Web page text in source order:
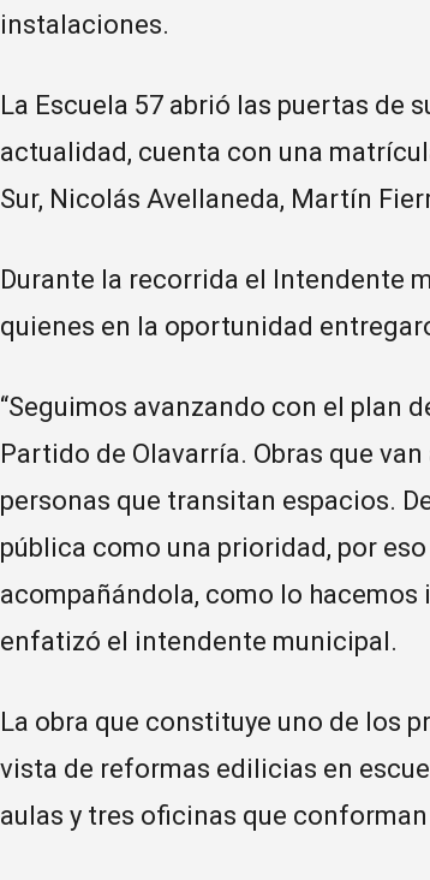
instalaciones.
La Escuela 57 abrió las puertas de
actualidad, cuenta con una
Sur, Nicolás Avellaneda, Martín
Durante la recorrida el Intendente
quienes en la oportunidad
“Seguimos avanzando con el plan
Partido de Olavarría. Obras que
personas que transitan espacios.
pública como una prioridad, por
acompañándola, como lo hacemos
enfatizó el intendente municipal.
La obra que constituye uno de los
vista de reformas edilicias en
aulas y tres oficinas que